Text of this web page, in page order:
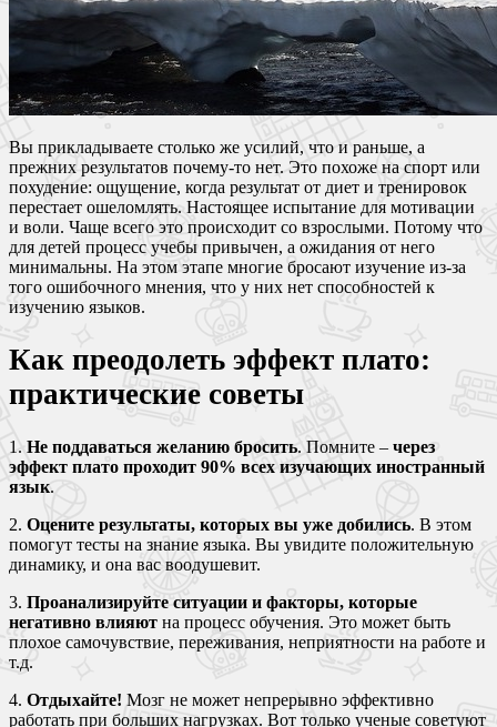
Вы прикладываете столько же усилий, что и раньше, а
прежних результатов почему-то нет. Это похоже на спорт или
похудение: ощущение, когда результат от диет и тренировок
перестает ошеломлять. Настоящее испытание для мотивации
и воли. Чаще всего это происходит со взрослыми. Потому что
для детей процесс учебы привычен, а ожидания от него
минимальны. На этом этапе многие бросают изучение из-за
того ошибочного мнения, что у них нет способностей к
изучению языков.
Как преодолеть эффект плато:
практические советы
1. Не поддаваться желанию бросить. Помните – через
эффект плато проходит 90% всех изучающих иностранный
язык.
2. Оцените результаты, которых вы уже добились. В этом
помогут тесты на знание языка. Вы увидите положительную
динамику, и она вас воодушевит.
3. Проанализируйте ситуации и факторы, которые
негативно влияют на процесс обучения. Это может быть
плохое самочувствие, переживания, неприятности на работе и
т.д.
4. Отдыхайте! Мозг не может непрерывно эффективно
работать при больших нагрузках. Вот только ученые советуют